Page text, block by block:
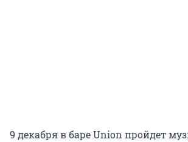
9 декабря в баре Union пройдет